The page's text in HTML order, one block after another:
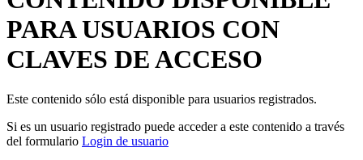
PARA USUARIOS CON
CLAVES DE ACCESO
Este contenido sólo está disponible para usuarios registrados.
Si es un usuario registrado puede acceder a este contenido a través
del formulario Login de usuario